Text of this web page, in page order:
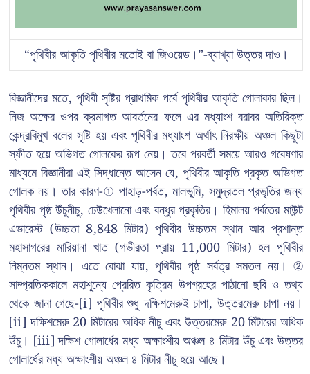
“পৃথিবীর আকৃতি পৃথিবীর মতোই বা জিওয়েড।”-ব্যাখ্যা উত্তর দাও।
বিজ্ঞানীদের মতে, পৃথিবী সৃষ্টির প্রাথমিক পর্বে পৃথিবীর আকৃতি গোলাকার ছিল।
নিজ অক্ষের ওপর ক্রমাগত আবর্তনের ফলে এর মধ্যাংশ বরাবর অতিরিক্ত
কেন্দ্রবিমুখ বলের সৃষ্টি হয় এবং পৃথিবীর মধ্যাংশ অর্থাৎ নিরক্ষীয় অঞ্চল কিছুটা
স্ফীত হয়ে অভিগত গোলকের রূপ নেয়। তবে পরবর্তী সময়ে আরও গবেষণার
মাধ্যমে বিজ্ঞানীরা এই সিদ্ধান্তে আসেন যে, পৃথিবীর আকৃতি প্রকৃত অভিগত
গোলক নয়। তার কারণ-① পাহাড়-পর্বত, মালভূমি, সমুদ্রতল প্রভৃতির জন্য
পৃথিবীর পৃষ্ঠ উঁচুনীচু, ঢেউখেলানো এবং বন্ধুর প্রকৃতির। হিমালয় পর্বতের মাউন্ট
এভারেস্ট (উচ্চতা 8,848 মিটার) পৃথিবীর উচ্চতম স্থান আর প্রশান্ত
মহাসাগরের মারিয়ানা খাত (গভীরতা প্রায় 11,000 মিটার) হল পৃথিবীর
নিম্নতম স্থান। এতে বোঝা যায়, পৃথিবীর পৃষ্ঠ সর্বত্র সমতল নয়। ②
সাম্প্রতিককালে মহাশূন্যে প্রেরিত কৃত্রিম উপগ্রহের পাঠানো ছবি ও তথ্য
থেকে জানা গেছে-[i] পৃথিবীর শুধু দক্ষিশমেরুই চাপা, উত্তরমেরু চাপা নয়।
[ii] দক্ষিশমেরু 20 মিটারের অধিক নীচু এবং উত্তরমেরু 20 মিটারের অধিক
উঁচু। [iii] দক্ষিশ গোলার্ধের মধ্য অক্ষাংশীয় অঞ্চল ৪ মিটার উঁচু এবং উত্তর
গোলার্ধের মধ্য অক্ষাংশীয় অঞ্চল ৪ মিটার নীচু হয়ে আছে।